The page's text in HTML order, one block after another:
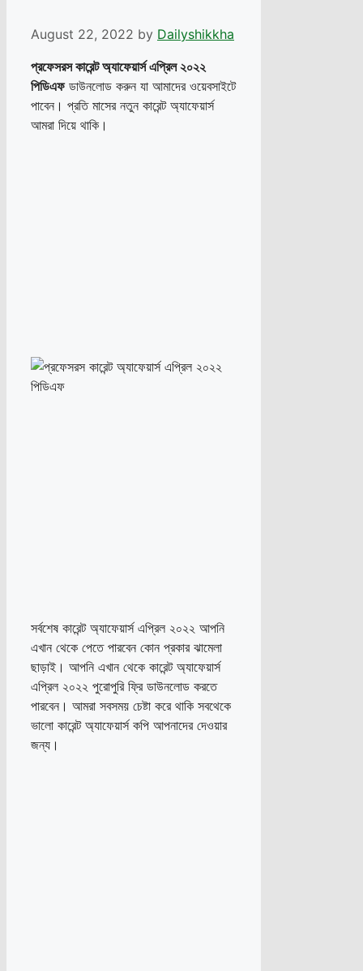
August 22, 2022 by Dailyshikkha
প্রফেসরস কারেন্ট অ্যাফেয়ার্স এপ্রিল ২০২২
পিডিএফডাউনলোড করুন যা আমাদের ওয়েবসাইটে
পাবেন। প্রতি মাসের নতুন কারেন্ট অ্যাফেয়ার্স
আমরা দিয়ে থাকি।
সর্বশেষ কারেন্ট অ্যাফেয়ার্স এপ্রিল ২০২২ আপনি
এখান থেকে পেতে পারবেন কোন প্রকার ঝামেলা
ছাড়াই। আপনি এখান থেকে কারেন্ট অ্যাফেয়ার্স
এপ্রিল ২০২২ পুরোপুরি ফ্রি ডাউনলোড করতে
পারবেন। আমরা সবসময় চেষ্টা করে থাকি সবথেকে
ভালো কারেন্ট অ্যাফেয়ার্স কপি আপনাদের দেওয়ার
জন্য।